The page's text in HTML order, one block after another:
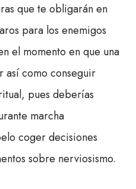
que te obligarán en
para los enemigos
el momento en que una
así­ como conseguir
pues deberías
marcha
coger decisiones
sobre nerviosismo.